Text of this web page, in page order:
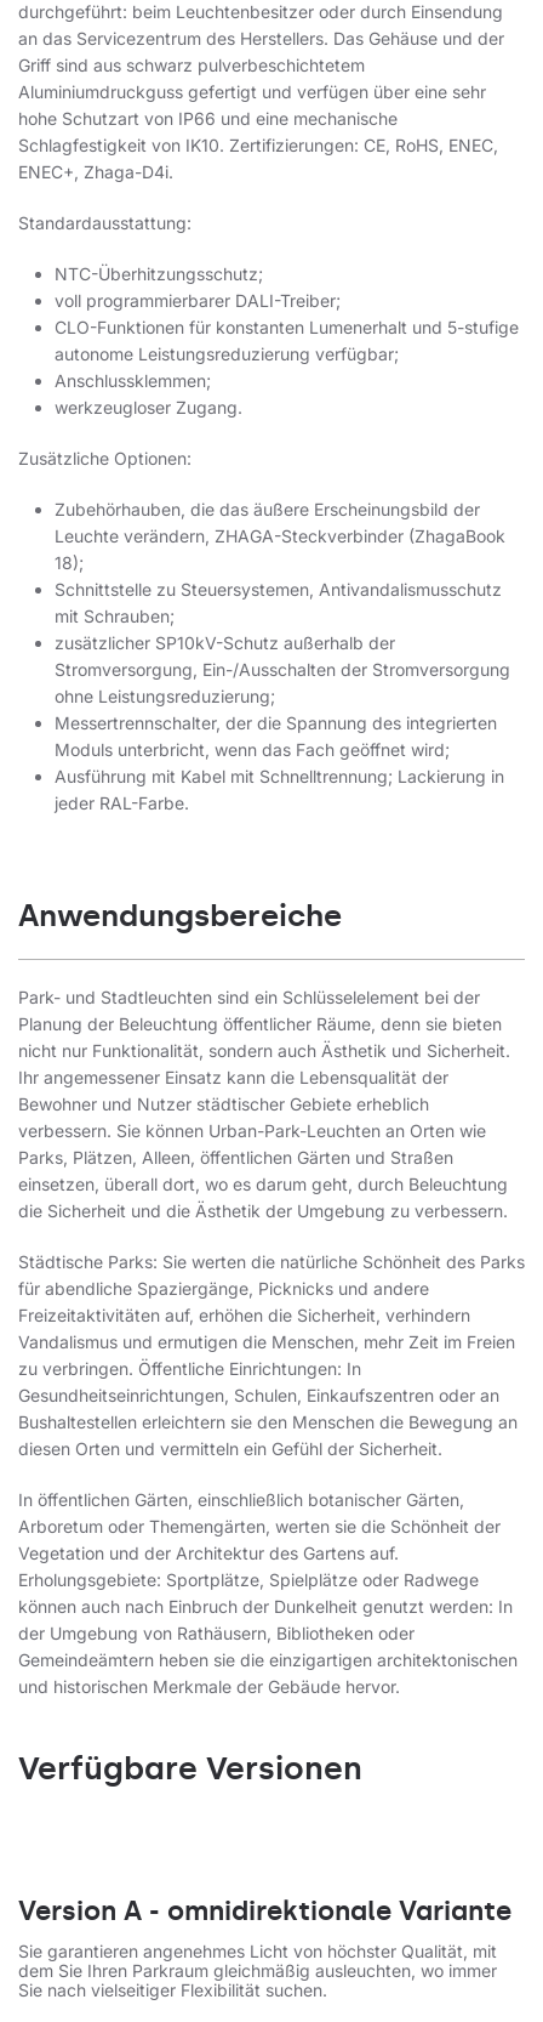
durchgeführt: beim Leuchtenbesitzer oder durch Einsendung
an das Servicezentrum des Herstellers. Das Gehäuse und der
Griff sind aus schwarz pulverbeschichtetem
Aluminiumdruckguss gefertigt und verfügen über eine sehr
hohe Schutzart von IP66 und eine mechanische
Schlagfestigkeit von IK10. Zertifizierungen: CE, RoHS, ENEC,
ENEC+, Zhaga-D4i.
Standardausstattung:
NTC-Überhitzungsschutz;
voll programmierbarer DALI-Treiber;
CLO-Funktionen für konstanten Lumenerhalt und 5-stufige
autonome Leistungsreduzierung verfügbar;
Anschlussklemmen;
werkzeugloser Zugang.
Zusätzliche Optionen:
Zubehörhauben, die das äußere Erscheinungsbild der
Leuchte verändern, ZHAGA-Steckverbinder (ZhagaBook
18);
Schnittstelle zu Steuersystemen, Antivandalismusschutz
mit Schrauben;
zusätzlicher SP10kV-Schutz außerhalb der
Stromversorgung, Ein-/Ausschalten der Stromversorgung
ohne Leistungsreduzierung;
Messertrennschalter, der die Spannung des integrierten
Moduls unterbricht, wenn das Fach geöffnet wird;
Ausführung mit Kabel mit Schnelltrennung; Lackierung in
jeder RAL-Farbe.
Anwendungsbereiche
Park- und Stadtleuchten sind ein Schlüsselelement bei der
Planung der Beleuchtung öffentlicher Räume, denn sie bieten
nicht nur Funktionalität, sondern auch Ästhetik und Sicherheit.
Ihr angemessener Einsatz kann die Lebensqualität der
Bewohner und Nutzer städtischer Gebiete erheblich
verbessern. Sie können Urban-Park-Leuchten an Orten wie
Parks, Plätzen, Alleen, öffentlichen Gärten und Straßen
einsetzen, überall dort, wo es darum geht, durch Beleuchtung
die Sicherheit und die Ästhetik der Umgebung zu verbessern.
Städtische Parks: Sie werten die natürliche Schönheit des Parks
für abendliche Spaziergänge, Picknicks und andere
Freizeitaktivitäten auf, erhöhen die Sicherheit, verhindern
Vandalismus und ermutigen die Menschen, mehr Zeit im Freien
zu verbringen. Öffentliche Einrichtungen: In
Gesundheitseinrichtungen, Schulen, Einkaufszentren oder an
Bushaltestellen erleichtern sie den Menschen die Bewegung an
diesen Orten und vermitteln ein Gefühl der Sicherheit.
In öffentlichen Gärten, einschließlich botanischer Gärten,
Arboretum oder Themengärten, werten sie die Schönheit der
Vegetation und der Architektur des Gartens auf.
Erholungsgebiete: Sportplätze, Spielplätze oder Radwege
können auch nach Einbruch der Dunkelheit genutzt werden: In
der Umgebung von Rathäusern, Bibliotheken oder
Gemeindeämtern heben sie die einzigartigen architektonischen
und historischen Merkmale der Gebäude hervor.
Verfügbare Versionen
Version A - omnidirektionale Variante
Sie garantieren angenehmes Licht von höchster Qualität, mit
dem Sie Ihren Parkraum gleichmäßig ausleuchten, wo immer
Sie nach vielseitiger Flexibilität suchen.